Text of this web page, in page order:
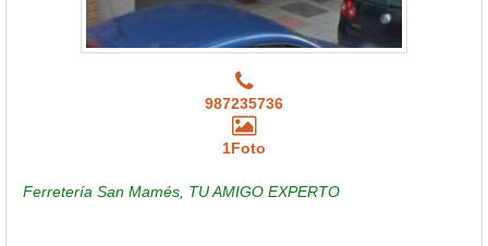
987235736
1Foto
Ferretería San Mamés, TU AMIGO EXPERTO